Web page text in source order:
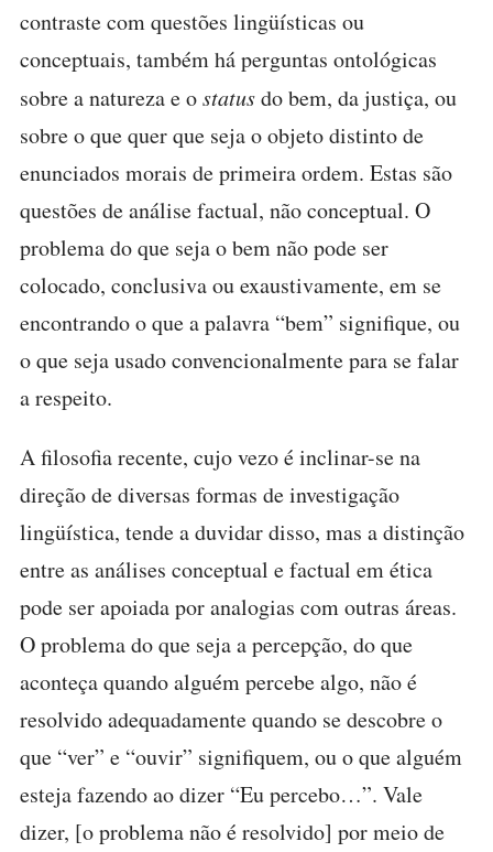
contraste com questões lingüísticas ou
conceptuais, também há perguntas ontológicas
sobre a natureza e ostatusdo bem, da justiça, ou
sobre o que quer que seja o objeto distinto de
enunciados morais de primeira ordem. Estas são
questões de análise factual, não conceptual. O
problema do que seja o bem não pode ser
colocado, conclusiva ou exaustivamente, em se
encontrando o que a palavra “bem” signifique, ou
o que seja usado convencionalmente para se falar
a respeito.
A filosofia recente, cujo vezo é inclinar-se na
direção de diversas formas de investigação
lingüística, tende a duvidar disso, mas a distinção
entre as análises conceptual e factual em ética
pode ser apoiada por analogias com outras áreas.
O problema do que seja a percepção, do que
aconteça quando alguém percebe algo, não é
resolvido adequadamente quando se descobre o
que “ver” e “ouvir” signifiquem, ou o que alguém
esteja fazendo ao dizer “Eu percebo…”. Vale
dizer, [o problema não é resolvido] por meio de